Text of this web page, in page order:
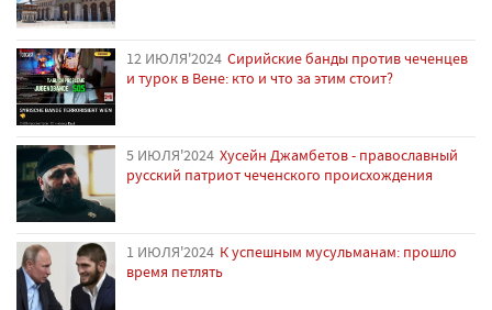
12 ИЮЛЯ'2024 Сирийские банды против чеченцев
и турок в Вене: кто и что за этим стоит?
5 ИЮЛЯ'2024 Хусейн Джамбетов - православный
русский патриот чеченского происхождения
1 ИЮЛЯ'2024 К успешным мусульманам: прошло
время петлять